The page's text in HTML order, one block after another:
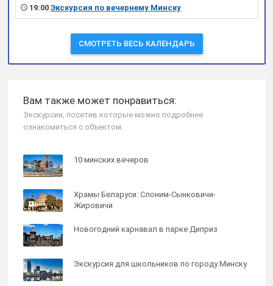
19:00 Экскурсия по вечернему Минску
СМОТРЕТЬ ВЕСЬ КАЛЕНДАРЬ
Вам также может понравиться:
Экскурсии, посетив которые можно подробнее
ознакомиться с объектом.
10 минских вечеров
Храмы Беларуси: Слоним-Сынковичи-
Жировичи
Новогодний карнавал в парке Диприз
Экскурсия для школьников по городу Минску